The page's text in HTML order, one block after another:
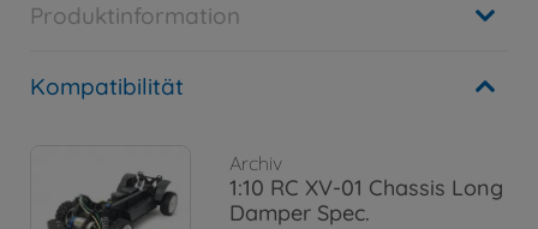
Produktinformation
Kompatibilität
Archiv
1:10 RC XV-01 Chassis Long
Damper Spec.